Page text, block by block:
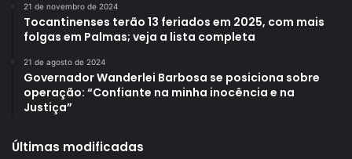
21 de novembro de 2024
Tocantinenses terão 13 feriados em 2025, com mais
folgas em Palmas; veja a lista completa
21 de agosto de 2024
Governador Wanderlei Barbosa se posiciona sobre
operação: “Confiante na minha inocência e na
Justiça”
Últimas modificadas